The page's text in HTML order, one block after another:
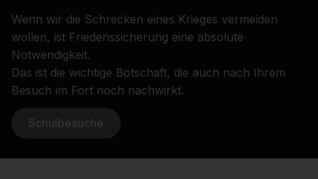
Wenn wir die Schrecken eines Krieges vermeiden
wollen, ist Friedenssicherung eine absolute
Notwendigkeit.
Das ist die wichtige Botschaft, die auch nach Ihrem
Besuch im Fort noch nachwirkt.
Schulbesuche